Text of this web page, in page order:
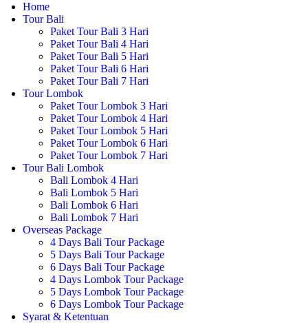
Home
Tour Bali
Paket Tour Bali 3 Hari
Paket Tour Bali 4 Hari
Paket Tour Bali 5 Hari
Paket Tour Bali 6 Hari
Paket Tour Bali 7 Hari
Tour Lombok
Paket Tour Lombok 3 Hari
Paket Tour Lombok 4 Hari
Paket Tour Lombok 5 Hari
Paket Tour Lombok 6 Hari
Paket Tour Lombok 7 Hari
Tour Bali Lombok
Bali Lombok 4 Hari
Bali Lombok 5 Hari
Bali Lombok 6 Hari
Bali Lombok 7 Hari
Overseas Package
4 Days Bali Tour Package
5 Days Bali Tour Package
6 Days Bali Tour Package
4 Days Lombok Tour Package
5 Days Lombok Tour Package
6 Days Lombok Tour Package
Syarat & Ketentuan